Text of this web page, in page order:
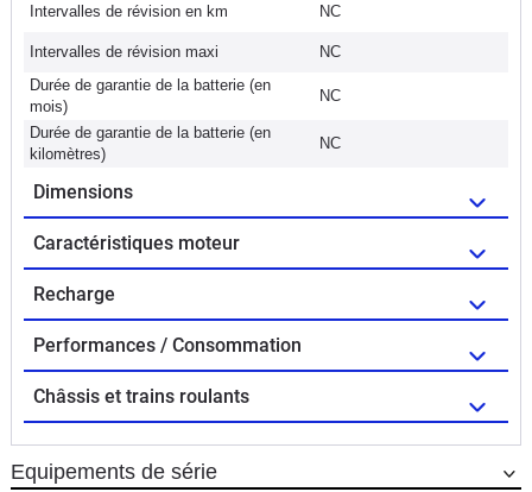
Intervalles de révision en km
NC
Intervalles de révision maxi
NC
Durée de garantie de la batterie (en
mois)
NC
Durée de garantie de la batterie (en
kilomètres)
NC
Dimensions
Caractéristiques moteur
Recharge
Performances / Consommation
Châssis et trains roulants
Equipements de série